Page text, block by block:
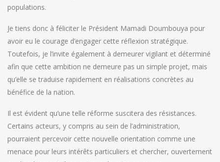
populations.
Je tiens donc à féliciter le Président Mamadi Doumbouya pour
avoir eu le courage d’engager cette réflexion stratégique.
Toutefois, je l’invite également à demeurer vigilant et déterminé
afin que cette ambition ne demeure pas un simple projet, mais
qu’elle se traduise rapidement en réalisations concrètes au
bénéfice de la nation.
Il est évident qu’une telle réforme suscitera des résistances.
Certains acteurs, y compris au sein de l’administration,
pourraient percevoir cette nouvelle orientation comme une
menace pour leurs intérêts particuliers et chercher, ouvertement